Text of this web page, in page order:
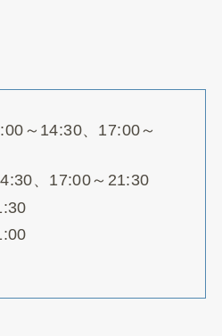
～14:30、17:00～
、17:00～21:30